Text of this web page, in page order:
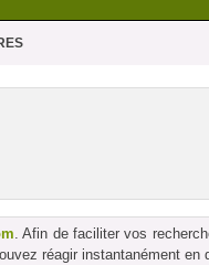
. Afin de faciliter vos
réagir instantanément